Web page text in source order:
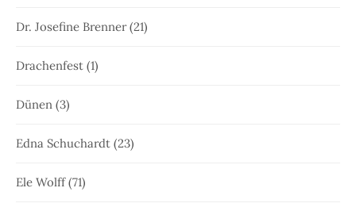
Dr. Josefine Brenner(21)
Drachenfest (1)
Dünen (3)
Edna Schuchardt (23)
Ele Wolff(71)